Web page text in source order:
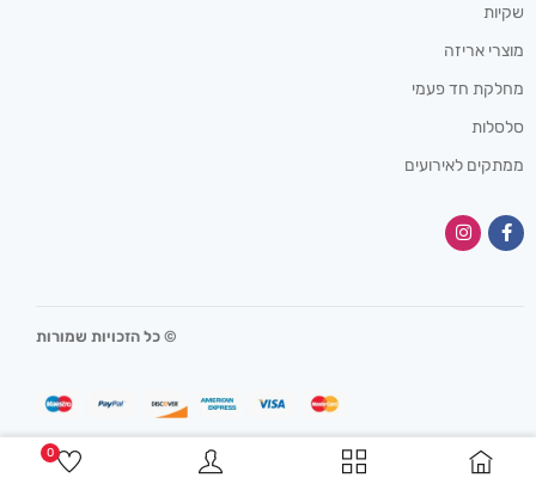
0
שקיות
מוצרי אריזה
מחלקת חד פעמי
סלסלות
ממתקים לאירועים
© כל הזכויות שמורות